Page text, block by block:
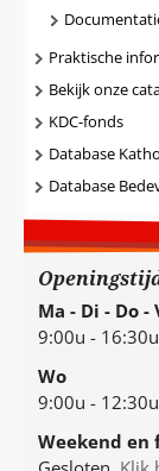
Praktische
Bekijk onze
KDC-fonds
Database
Database
Ma - Di - Do -
9:00u - 16:30u
Wo
9:00u - 12:30u
Weekend en